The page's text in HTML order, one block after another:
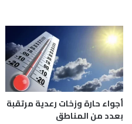
أجواء حارة وزخات رعدية مرتقبة
بعدد من المناطق